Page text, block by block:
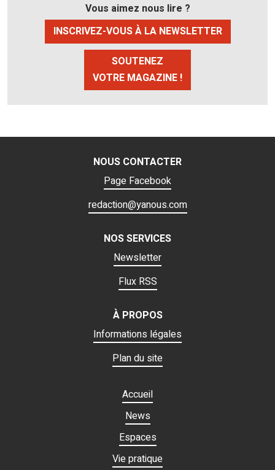
Vous aimez nous lire ?
INSCRIVEZ-VOUS À LA NEWSLETTER
SOUTENEZ
VOTRE MAGAZINE !
NOUS CONTACTER
Page Facebook
redaction@yanous.com
NOS SERVICES
Newsletter
Flux RSS
À PROPOS
Informations légales
Plan du site
Accueil
News
Espaces
Vie pratique